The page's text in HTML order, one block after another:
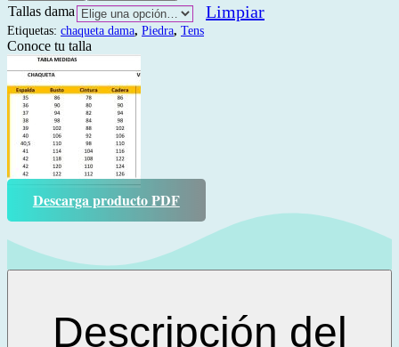
Tallas dama Limpiar
Etiquetas: chaqueta dama, Piedra, Tens
Conoce tu talla
Descarga producto PDF
Descripción del